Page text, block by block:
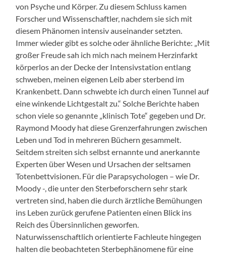
von Psyche und Körper. Zu diesem Schluss kamen
Forscher und Wissenschaftler, nachdem sie sich mit
diesem Phänomen intensiv auseinander setzten.
Immer wieder gibt es solche oder ähnliche Berichte: „Mit
großer Freude sah ich mich nach meinem Herzinfarkt
körperlos an der Decke der Intensivstation entlang
schweben, meinen eigenen Leib aber sterbend im
Krankenbett. Dann schwebte ich durch einen Tunnel auf
eine winkende Lichtgestalt zu.“ Solche Berichte haben
schon viele so genannte „klinisch Tote“ gegeben und Dr.
Raymond Moody hat diese Grenzerfahrungen zwischen
Leben und Tod in mehreren Büchern gesammelt.
Seitdem streiten sich selbst ernannte und anerkannte
Experten über Wesen und Ursachen der seltsamen
Totenbettvisionen. Für die Parapsychologen – wie Dr.
Moody -, die unter den Sterbeforschern sehr stark
vertreten sind, haben die durch ärztliche Bemühungen
ins Leben zurück gerufene Patienten einen Blick ins
Reich des Übersinnlichen geworfen.
Naturwissenschaftlich orientierte Fachleute hingegen
halten die beobachteten Sterbephänomene für eine